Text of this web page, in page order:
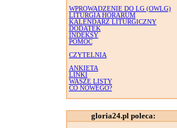
WPROWADZENIE DO LG (OWLG)
LITURGIA HORARUM
KALENDARZ LITURGICZNY
DODATEK
INDEKSY
POMOC
CZYTELNIA
ANKIETA
LINKI
WASZE LISTY
CO NOWEGO?
gloria24.pl poleca: